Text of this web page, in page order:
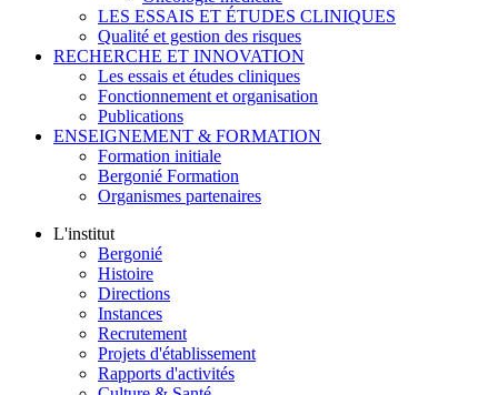
LES ESSAIS ET ÉTUDES CLINIQUES
Qualité et gestion des risques
RECHERCHE ET INNOVATION
Les essais et études cliniques
Fonctionnement et organisation
Publications
ENSEIGNEMENT & FORMATION
Formation initiale
Bergonié Formation
Organismes partenaires
L'institut
Bergonié
Histoire
Directions
Instances
Recrutement
Projets d'établissement
Rapports d'activités